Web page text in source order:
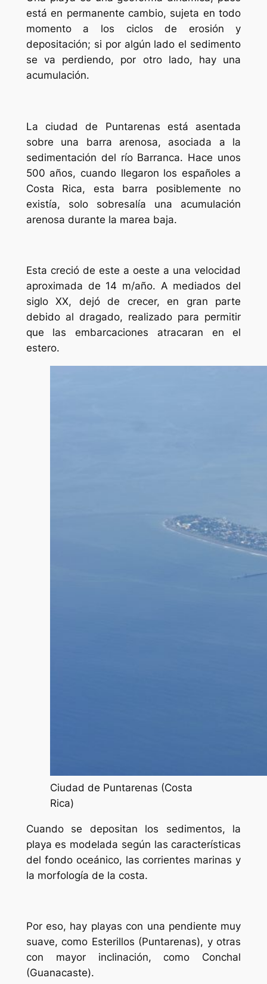
está en permanente cambio, sujeta en todo
momento a los ciclos de erosión y
depositación; si por algún lado el sedimento
se va perdiendo, por otro lado, hay una
acumulación.
La ciudad de Puntarenas está asentada
sobre una barra arenosa, asociada a la
sedimentación del río Barranca. Hace unos
500 años, cuando llegaron los españoles a
Costa Rica, esta barra posiblemente no
existía, solo sobresalía una acumulación
arenosa durante la marea baja.
Esta creció de este a oeste a una velocidad
aproximada de 14 m/año. A mediados del
siglo XX, dejó de crecer, en gran parte
debido al dragado, realizado para permitir
que las embarcaciones atracaran en el
estero.
Ciudad de Puntarenas (Costa
Rica)
Cuando se depositan los sedimentos, la
playa es modelada según las características
del fondo oceánico, las corrientes marinas y
la morfología de la costa.
Por eso, hay playas con una pendiente muy
suave, como Esterillos (Puntarenas), y otras
con mayor inclinación, como Conchal
(Guanacaste).